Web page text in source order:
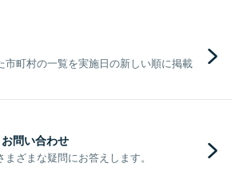
市町村の一覧を実施日の新しい順に掲載
問い合わせ
ざまな疑問にお答えします。